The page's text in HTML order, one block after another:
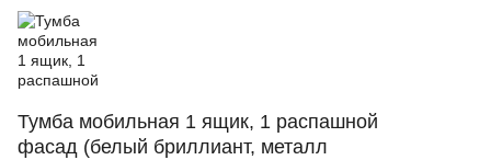
Тумба мобильная 1 ящик, 1 распашной
фасад (белый бриллиант, металл